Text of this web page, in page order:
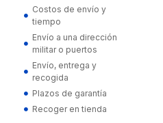
Costos de envío y
tiempo
Envío a una dirección
militar o puertos
Envío, entrega y
recogida
Plazos de garantía
Recoger en tienda